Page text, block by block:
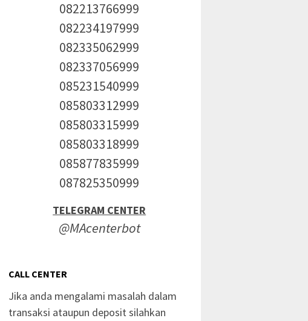
082213766999
082234197999
082335062999
082337056999
085231540999
085803312999
085803315999
085803318999
085877835999
087825350999
TELEGRAM CENTER
@MAcenterbot
CALL CENTER
Jika anda mengalami masalah dalam
transaksi ataupun deposit silahkan